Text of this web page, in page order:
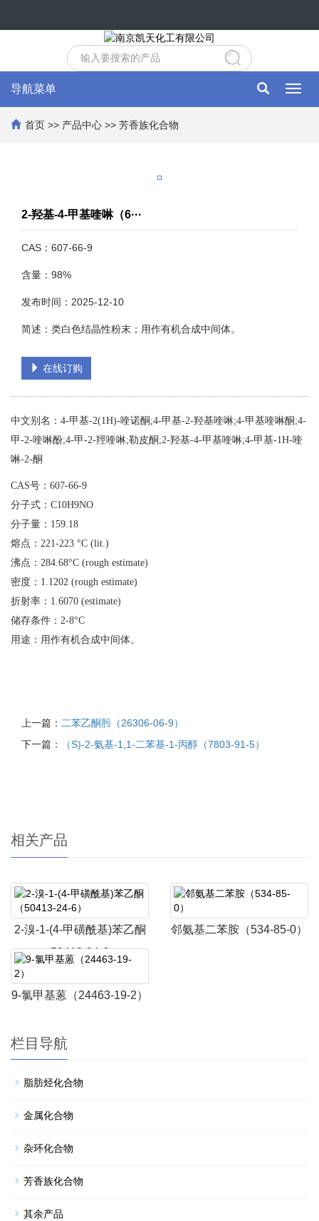
导航菜单
首页 >> 产品中心 >> 芳香族化合物
2-羟基-4-甲基喹啉（6···
CAS：607-66-9
含量：98%
发布时间：2025-12-10
简述：类白色结晶性粉末；用作有机合成中间体。
在线订购
中文别名：4-甲基-2(1H)-喹诺酮;4-甲基-2-羟基喹啉;4-甲基喹啉酮;4-
甲-2-喹啉酚;4-甲-2-羥喹啉;勒皮酮;2-羟基-4-甲基喹啉;4-甲基-1H-喹
啉-2-酮
CAS号：607-66-9
分子式：C10H9NO
分子量：159.18
熔点：221-223 °C (lit.)
沸点：284.68°C (rough estimate)
密度：1.1202 (rough estimate)
折射率：1.6070 (estimate)
储存条件：2-8°C
用途：用作有机合成中间体。
上一篇： 二苯乙酮肟（26306-06-9）
下一篇：
（S)-2-氨基-1,1-二苯基-1-丙醇（7803-91-5）
相关产品
2-溴-1-(4-甲磺酰基)苯乙酮
（50413-24-6）
邻氨基二苯胺（534-85-0）
9-氯甲基蒽（24463-19-2）
栏目导航
脂肪烃化合物
金属化合物
杂环化合物
芳香族化合物
其余产品